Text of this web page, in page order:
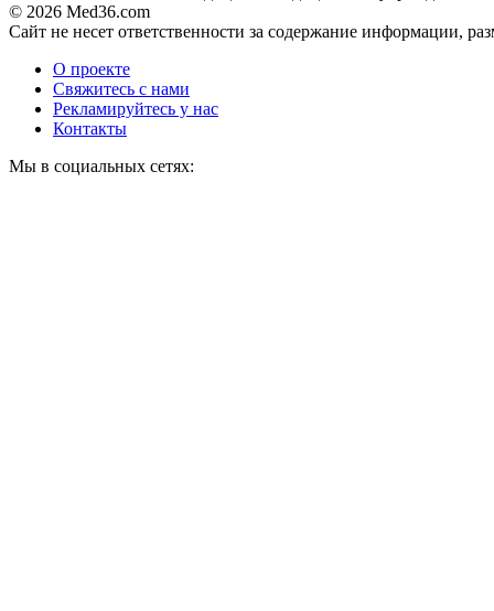
© 2026 Med36.com
Сайт не несет ответственности за содержание информации,
О проекте
Свяжитесь с нами
Рекламируйтесь у нас
Контакты
Мы в социальных сетях: